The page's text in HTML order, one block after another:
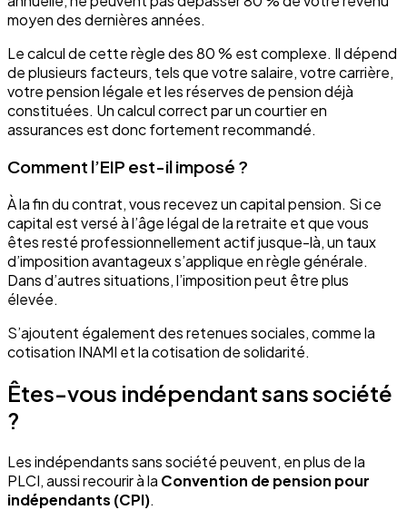
moyen des dernières années.
Le calcul de cette règle des 80 % est complexe. Il dépend
de plusieurs facteurs, tels que votre salaire, votre carrière,
votre pension légale et les réserves de pension déjà
constituées. Un calcul correct par un courtier en
assurances est donc fortement recommandé.
Comment l’EIP est-il imposé ?
À la fin du contrat, vous recevez un capital pension. Si ce
capital est versé à l’âge légal de la retraite et que vous
êtes resté professionnellement actif jusque-là, un taux
d’imposition avantageux s’applique en règle générale.
Dans d’autres situations, l’imposition peut être plus
élevée.
S’ajoutent également des retenues sociales, comme la
cotisation INAMI et la cotisation de solidarité.
Êtes-vous indépendant sans société
?
Les indépendants sans société peuvent, en plus de la
PLCI, aussi recourir à la Convention de pension pour
indépendants (CPI).